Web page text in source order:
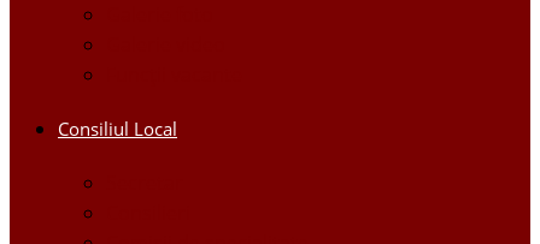
Consiliul Local